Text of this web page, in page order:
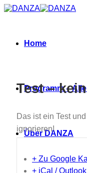
Zum
Home
Programm –
Über DANZA
Test –
Das ist ein Test
ignorieren!
+ Zu Google
+ iCal /